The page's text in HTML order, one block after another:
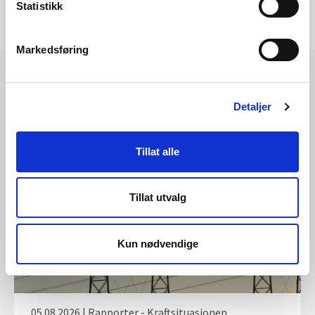
Statistikk
Markedsføring
Detaljer
Tillat alle
Tillat utvalg
Kun nødvendige